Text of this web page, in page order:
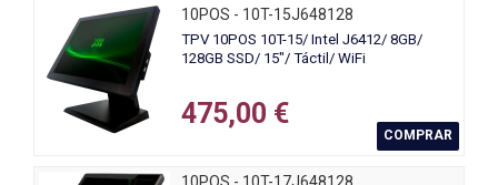
10POS - 10T-15J648128
TPV 10POS 10T-15/ Intel J6412/ 8GB/
128GB SSD/ 15"/ Táctil/ WiFi
475,00 €
COMPRAR
10POS - 10T-17J648128